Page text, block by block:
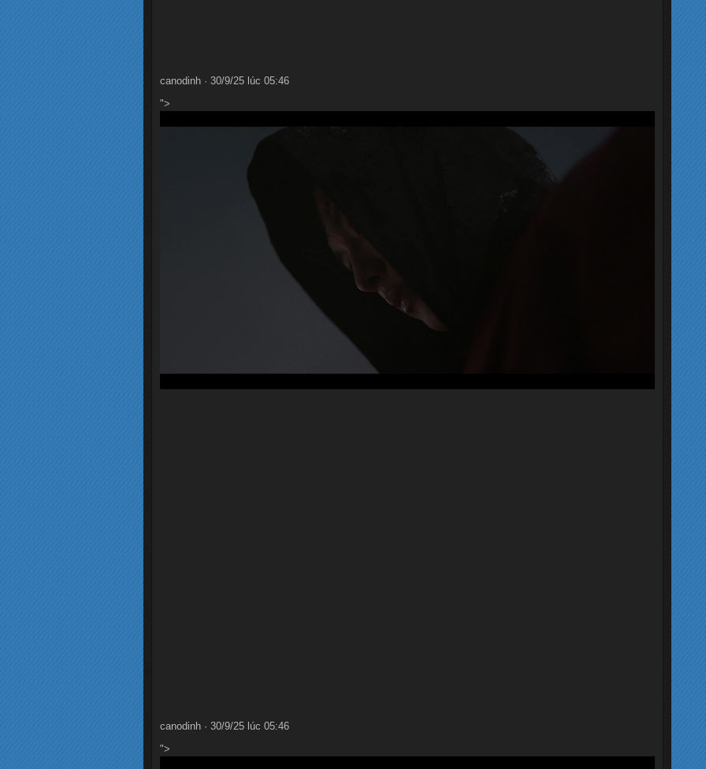
canodinh · 30/9/25 lúc 05:46
">
canodinh · 30/9/25 lúc 05:46
">